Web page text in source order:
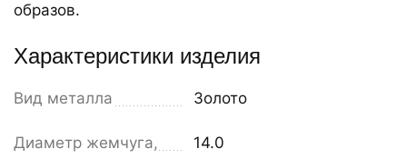
образов.
Характеристики изделия
Вид металла Золото
Диаметр жемчуга,
14.0